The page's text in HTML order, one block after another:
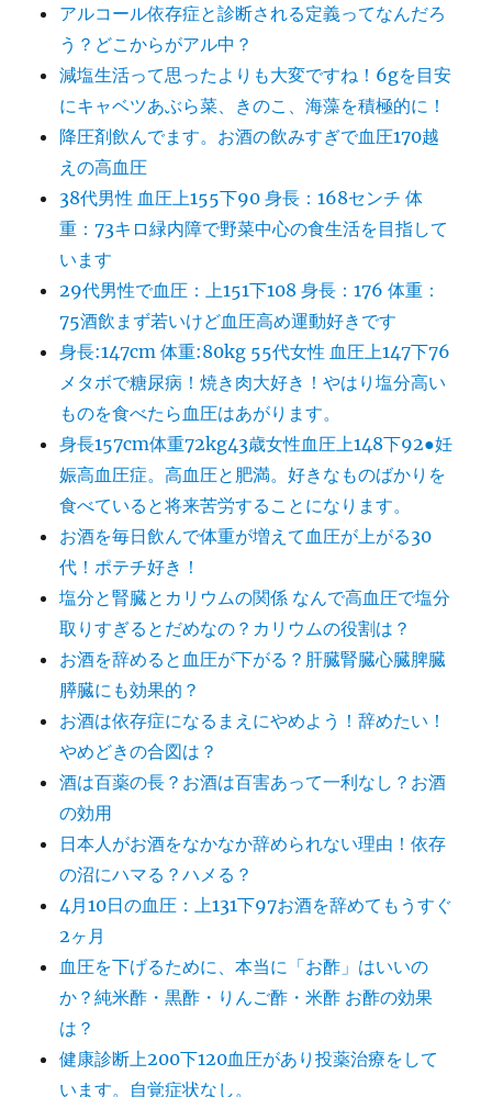
アルコール依存症と診断される定義ってなんだろ
う？どこからがアル中？
減塩生活って思ったよりも大変ですね！6gを目安
にキャベツあぶら菜、きのこ、海藻を積極的に！
降圧剤飲んでます。お酒の飲みすぎで血圧170越
えの高血圧
38代男性 血圧上155下90 身長：168センチ 体
重：73キロ緑内障で野菜中心の食生活を目指して
います
29代男性で血圧：上151下108 身長：176 体重：
75酒飲まず若いけど血圧高め運動好きです
身長:147cm 体重:80kg 55代女性 血圧上147下76
メタボで糖尿病！焼き肉大好き！やはり塩分高い
ものを食べたら血圧はあがります。
身長157cm体重72kg43歳女性血圧上148下92●妊
娠高血圧症。高血圧と肥満。好きなものばかりを
食べていると将来苦労することになります。
お酒を毎日飲んで体重が増えて血圧が上がる30
代！ポテチ好き！
塩分と腎臓とカリウムの関係 なんで高血圧で塩分
取りすぎるとだめなの？カリウムの役割は？
お酒を辞めると血圧が下がる？肝臓腎臓心臓脾臓
膵臓にも効果的？
お酒は依存症になるまえにやめよう！辞めたい！
やめどきの合図は？
酒は百薬の長？お酒は百害あって一利なし？お酒
の効用
日本人がお酒をなかなか辞められない理由！依存
の沼にハマる？ハメる？
4月10日の血圧：上131下97お酒を辞めてもうすぐ
2ヶ月
血圧を下げるために、本当に「お酢」はいいの
か？純米酢・黒酢・りんご酢・米酢 お酢の効果
は？
健康診断上200下120血圧があり投薬治療をして
います。自覚症状なし。